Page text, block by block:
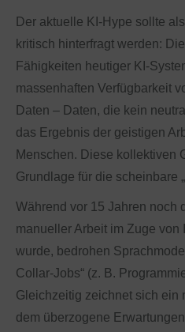
Der aktuelle KI-Hype sollte
kritisch hinterfragt werden:
Fähigkeiten heutiger KI-
massenhaften Verfügbarkeit
Daten – Daten, die kein
das Ergebnis der geistigen
Menschen. Diese kollektiven
Grundlage für die scheinbare
Während vor 15 Jahren noch
manueller Arbeit im Zuge von
wurde, bedrohen
Collar-Jobs“ (z. B.
Gleichzeitig zeichnet sich ein
dem überzogene